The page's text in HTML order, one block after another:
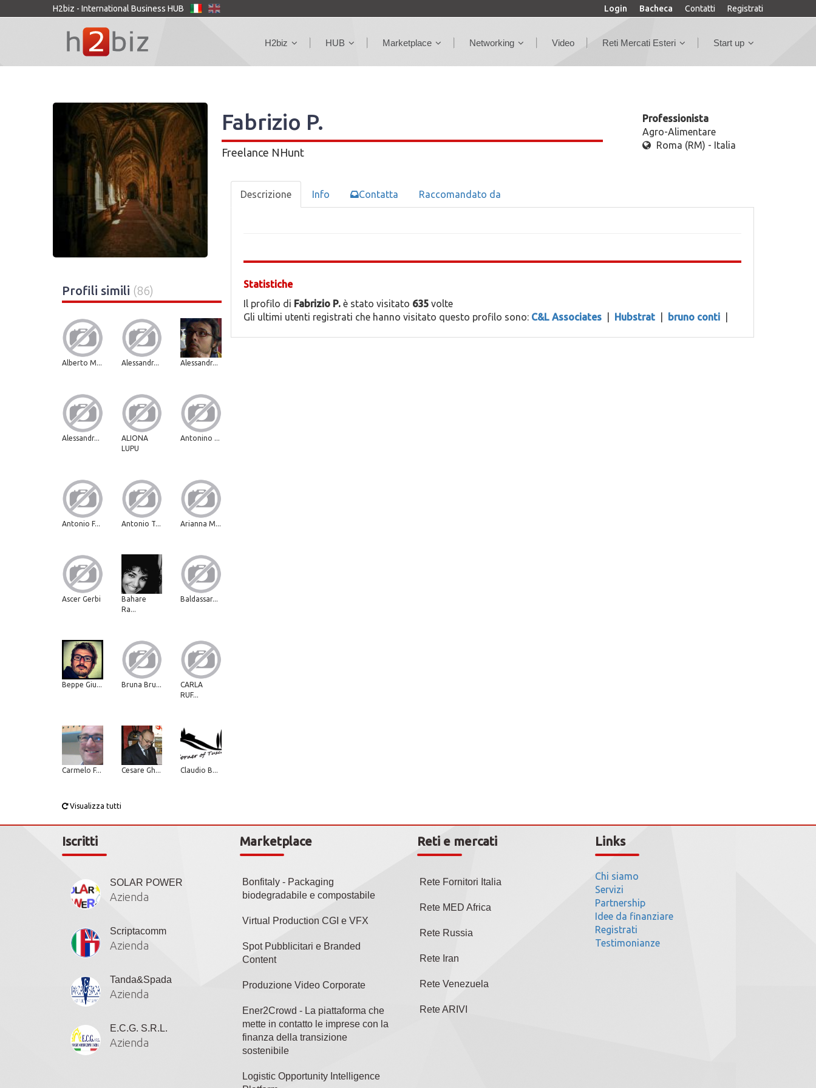
H2biz - International Business HUB Login Bacheca Contatti Registrati
H2biz HUB Marketplace Networking Video Reti Mercati Esteri Start up
Fabrizio P.
Freelance NHunt
Professionista
Agro-Alimentare
Roma (RM) - Italia
Profili simili (86)
Alberto M... Alessandr... Alessandr...
Alessandr...
ALIONA
LUPU
Antonino ...
Antonio F... Antonio T... Arianna M...
Ascer Gerbi
Bahare
Ra...
Baldassar...
Beppe Giu... Bruna Bru...
CARLA
RUF...
Carmelo F... Cesare Gh... Claudio B...
Visualizza tutti
Descrizione Info Contatta Raccomandato da
Statistiche
Il profilo di Fabrizio P.è stato visitato 635volte
Gli ultimi utenti registrati che hanno visitato questo profilo sono: C&L Associates Hubstrat bruno conti
Iscritti
SOLAR POWER
Azienda
Scriptacomm
Azienda
Tanda&Spada
Azienda
E.C.G. S.R.L.
Azienda
Marketplace
Bonfitaly - Packaging
biodegradabile e compostabile
Virtual Production CGI e VFX
Spot Pubblicitari e Branded
Content
Produzione Video Corporate
Ener2Crowd - La piattaforma che
mette in contatto le imprese con la
finanza della transizione
sostenibile
Logistic Opportunity Intelligence
Reti e mercati
Rete Fornitori Italia
Rete MED Africa
Rete Russia
Rete Iran
Rete Venezuela
Rete ARIVI
Links
Chi siamo
Servizi
Partnership
Idee da finanziare
Registrati
Testimonianze